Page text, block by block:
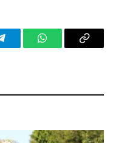
TelegramWhatsAppCopy